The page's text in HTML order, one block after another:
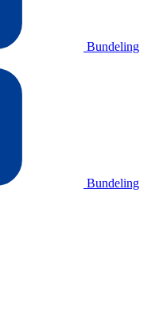
Bundeling
Bundeling